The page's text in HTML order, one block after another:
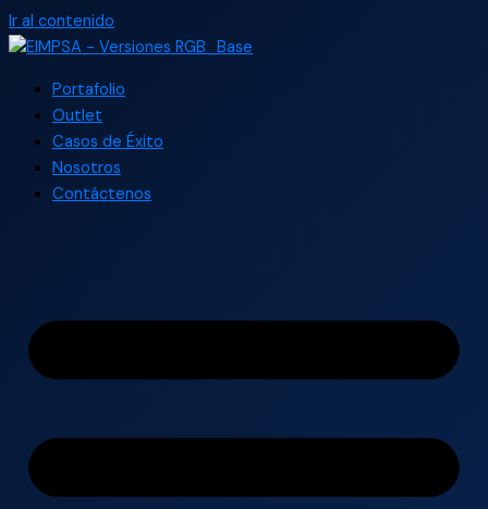
Ir al contenido
Portafolio
Outlet
Casos de Éxito
Nosotros
Contáctenos